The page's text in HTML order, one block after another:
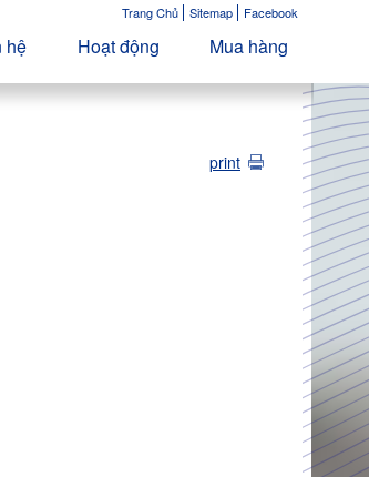
Trang Chủ Sitemap Facebook
hệ Hoạt động Mua hàng
print